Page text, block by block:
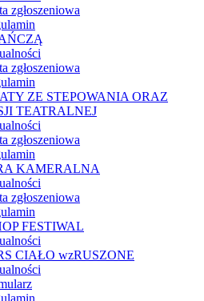
zgłoszeniowa
zgłoszeniowa
ZE STEPOWANIA ORAZ
TEATRALNEJ
zgłoszeniowa
KAMERALNA
zgłoszeniowa
FESTIWAL
CIAŁO wzRUSZONE